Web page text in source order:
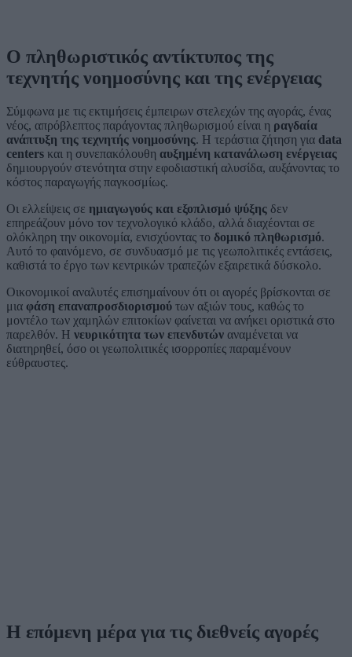
Ο πληθωριστικός αντίκτυπος της
τεχνητής νοημοσύνης και της ενέργειας
Σύμφωνα με τις εκτιμήσεις έμπειρων στελεχών της αγοράς, ένας
νέος, απρόβλεπτος παράγοντας πληθωρισμού είναι η ραγδαία
ανάπτυξη της τεχνητής νοημοσύνης. Η τεράστια ζήτηση για data
centers και η συνεπακόλουθη αυξημένη κατανάλωση ενέργειας
δημιουργούν στενότητα στην εφοδιαστική αλυσίδα, αυξάνοντας το
κόστος παραγωγής παγκοσμίως.
Οι ελλείψεις σε ημιαγωγούς και εξοπλισμό ψύξης δεν
επηρεάζουν μόνο τον τεχνολογικό κλάδο, αλλά διαχέονται σε
ολόκληρη την οικονομία, ενισχύοντας το δομικό πληθωρισμό.
Αυτό το φαινόμενο, σε συνδυασμό με τις γεωπολιτικές εντάσεις,
καθιστά το έργο των κεντρικών τραπεζών εξαιρετικά δύσκολο.
Οικονομικοί αναλυτές επισημαίνουν ότι οι αγορές βρίσκονται σε
μια φάση επαναπροσδιορισμού των αξιών τους, καθώς το
μοντέλο των χαμηλών επιτοκίων φαίνεται να ανήκει οριστικά στο
παρελθόν. Η νευρικότητα των επενδυτών αναμένεται να
διατηρηθεί, όσο οι γεωπολιτικές ισορροπίες παραμένουν
εύθραυστες.
Η επόμενη μέρα για τις διεθνείς αγορές